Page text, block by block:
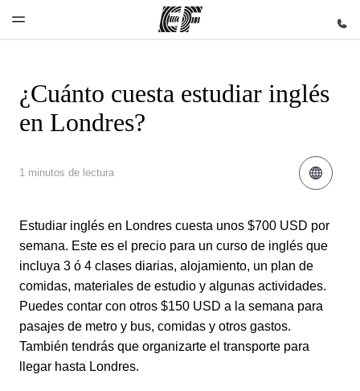
Inicio
Bienvenido
Programas
Ver todo lo
¿Cuánto cuesta estudiar inglés
en Londres?
1 minutos de lectura
Estudiar inglés en Londres cuesta unos $700 USD por
semana. Este es el precio para un curso de inglés que
incluya 3 ó 4 clases diarias, alojamiento, un plan de
comidas, materiales de estudio y algunas actividades.
Puedes contar con otros $150 USD a la semana para
pasajes de metro y bus, comidas y otros gastos.
También tendrás que organizarte el transporte para
llegar hasta Londres.